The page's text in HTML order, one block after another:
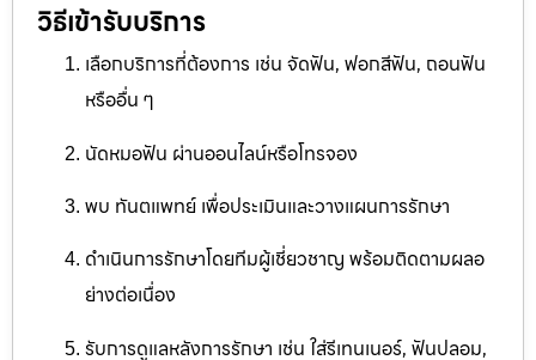
วิธีเข้ารับบริการ
เลือกบริการที่ต้องการ เช่น จัดฟัน, ฟอกสีฟัน, ถอนฟัน
หรืออื่น ๆ
นัดหมอฟัน ผ่านออนไลน์หรือโทรจอง
พบ ทันตแพทย์ เพื่อประเมินและวางแผนการรักษา
ดำเนินการรักษาโดยทีมผู้เชี่ยวชาญ พร้อมติดตามผลอ
ย่างต่อเนื่อง
รับการดูแลหลังการรักษา เช่น ใส่รีเทนเนอร์, ฟันปลอม,